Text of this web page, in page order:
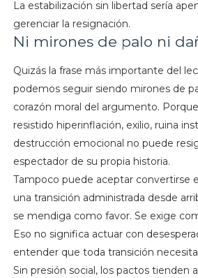
La estabilización sin libertad sería
gerenciar la resignación.
Ni mirones de palo ni
Quizás la frase más importante del
podemos seguir siendo mirones de
corazón moral del argumento.
resistido hiperinflación, exilio, ruina
destrucción emocional no puede
espectador de su propia historia.
Tampoco puede aceptar convertirse
una transición administrada desde
se mendiga como favor. Se exige
Eso no significa actuar con
entender que toda transición
Sin presión social, los pactos tienden